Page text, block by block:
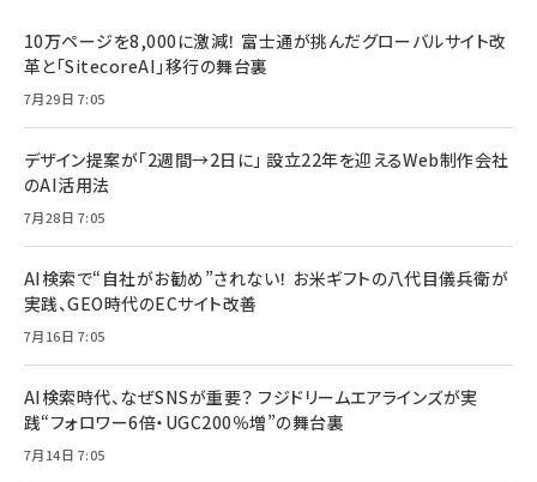
10万ページを8,000に激減！ 富士通が挑んだグローバルサイト改
革と「SitecoreAI」移行の舞台裏
7月29日 7:05
デザイン提案が「2週間→2日に」 設立22年を迎えるWeb制作会社
のAI活用法
7月28日 7:05
AI検索で“自社がお勧め”されない！ お米ギフトの八代目儀兵衛が
実践、GEO時代のECサイト改善
7月16日 7:05
AI検索時代、なぜSNSが重要？ フジドリームエアラインズが実
践“フォロワー6倍・UGC200％増”の舞台裏
7月14日 7:05